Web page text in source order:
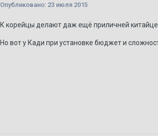
Опубликовано: 23 июля 2015
К корейцы делают даж ещё приличней
Но вот у Кади при установке бюджет и